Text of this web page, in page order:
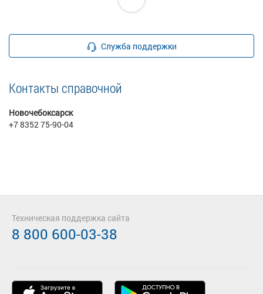
Служба поддержки
Контакты справочной
Новочебоксарск
+7 8352 75-90-04
Техническая поддержка сайта
8 800 600-03-38